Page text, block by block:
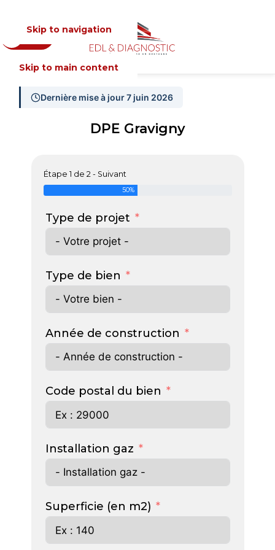
Skip to navigation
Skip to main content
MENU
Dernière mise à jour 7 juin 2026
DPE Gravigny
Étape 1 de 2 - Suivant
50%
Type de projet
Type de bien
Année de construction
Code postal du bien
Installation gaz
Superficie (en m2)